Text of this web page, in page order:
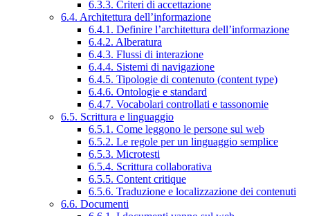
6.3.3. Criteri di accettazione
6.4. Architettura dell’informazione
6.4.1. Definire l’architettura dell’informazione
6.4.2. Alberatura
6.4.3. Flussi di interazione
6.4.4. Sistemi di navigazione
6.4.5. Tipologie di contenuto (content type)
6.4.6. Ontologie e standard
6.4.7. Vocabolari controllati e tassonomie
6.5. Scrittura e linguaggio
6.5.1. Come leggono le persone sul web
6.5.2. Le regole per un linguaggio semplice
6.5.3. Microtesti
6.5.4. Scrittura collaborativa
6.5.5. Content critique
6.5.6. Traduzione e localizzazione dei contenuti
6.6. Documenti